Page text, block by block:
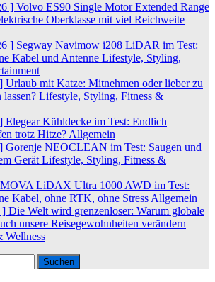
] Volvo ES90 Single Motor Extended Range
Oberklasse mit viel Reichweite
] Segway Navimow i208 LiDAR im Test:
Kabel und Antenne Lifestyle, Styling,
Urlaub mit Katze: Mitnehmen oder lieber zu
lassen? Lifestyle, Styling, Fitness &
Elegear Kühldecke im Test: Endlich
trotz Hitze? Allgemein
Gorenje NEOCLEAN im Test: Saugen und
Gerät Lifestyle, Styling, Fitness &
MOVA LiDAX Ultra 1000 AWD im Test:
Kabel, ohne RTK, ohne Stress Allgemein
] Die Welt wird grenzenloser: Warum globale
unsere Reisegewohnheiten verändern
Wellness